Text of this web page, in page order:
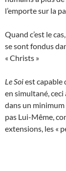
l’emporte sur la
Quand c’est le
se sont fondus
« Christs »
Le Soiest capable
en simultané, ceci
dans un minimum
pas Lui-Même,
extensions, les «